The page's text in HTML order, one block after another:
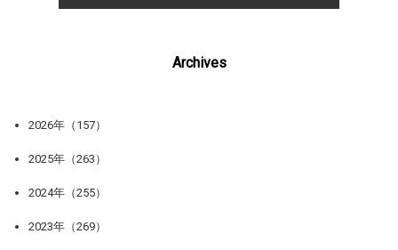
Archives
2026年（157）
2025年（263）
2024年（255）
2023年（269）